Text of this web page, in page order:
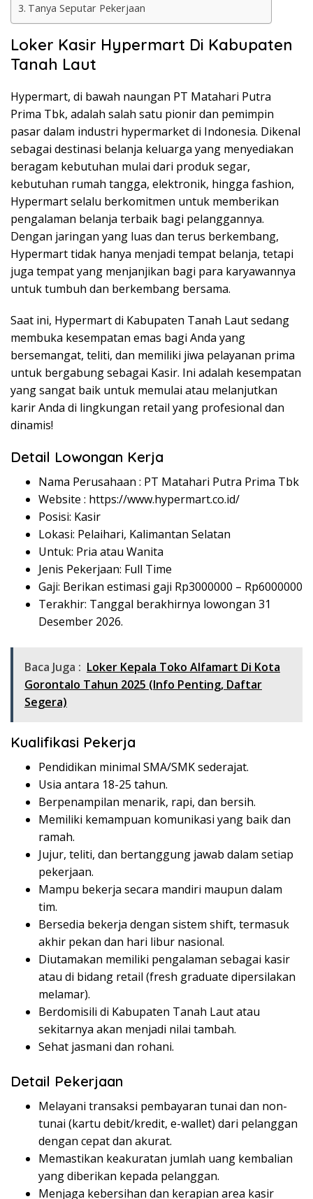
Tanya Seputar Pekerjaan
Loker Kasir Hypermart Di Kabupaten
Tanah Laut
Hypermart, di bawah naungan PT Matahari Putra
Prima Tbk, adalah salah satu pionir dan pemimpin
pasar dalam industri hypermarket di Indonesia. Dikenal
sebagai destinasi belanja keluarga yang menyediakan
beragam kebutuhan mulai dari produk segar,
kebutuhan rumah tangga, elektronik, hingga fashion,
Hypermart selalu berkomitmen untuk memberikan
pengalaman belanja terbaik bagi pelanggannya.
Dengan jaringan yang luas dan terus berkembang,
Hypermart tidak hanya menjadi tempat belanja, tetapi
juga tempat yang menjanjikan bagi para karyawannya
untuk tumbuh dan berkembang bersama.
Saat ini, Hypermart di Kabupaten Tanah Laut sedang
membuka kesempatan emas bagi Anda yang
bersemangat, teliti, dan memiliki jiwa pelayanan prima
untuk bergabung sebagai Kasir. Ini adalah kesempatan
yang sangat baik untuk memulai atau melanjutkan
karir Anda di lingkungan retail yang profesional dan
dinamis!
Detail Lowongan Kerja
Nama Perusahaan : PT Matahari Putra Prima Tbk
Website : https://www.hypermart.co.id/
Posisi: Kasir
Lokasi: Pelaihari, Kalimantan Selatan
Untuk: Pria atau Wanita
Jenis Pekerjaan: Full Time
Gaji: Berikan estimasi gaji Rp3000000 – Rp6000000
Terakhir: Tanggal berakhirnya lowongan 31
Desember 2026.
Baca Juga : Loker Kepala Toko Alfamart Di Kota
Gorontalo Tahun 2025 (Info Penting, Daftar
Segera)
Kualifikasi Pekerja
Pendidikan minimal SMA/SMK sederajat.
Usia antara 18-25 tahun.
Berpenampilan menarik, rapi, dan bersih.
Memiliki kemampuan komunikasi yang baik dan
ramah.
Jujur, teliti, dan bertanggung jawab dalam setiap
pekerjaan.
Mampu bekerja secara mandiri maupun dalam
tim.
Bersedia bekerja dengan sistem shift, termasuk
akhir pekan dan hari libur nasional.
Diutamakan memiliki pengalaman sebagai kasir
atau di bidang retail (fresh graduate dipersilakan
melamar).
Berdomisili di Kabupaten Tanah Laut atau
sekitarnya akan menjadi nilai tambah.
Sehat jasmani dan rohani.
Detail Pekerjaan
Melayani transaksi pembayaran tunai dan non-
tunai (kartu debit/kredit, e-wallet) dari pelanggan
dengan cepat dan akurat.
Memastikan keakuratan jumlah uang kembalian
yang diberikan kepada pelanggan.
Menjaga kebersihan dan kerapian area kasir